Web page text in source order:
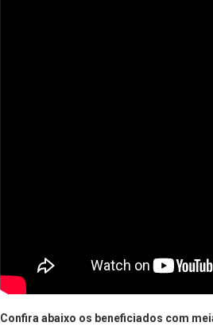
Confira abaixo os beneficiados com